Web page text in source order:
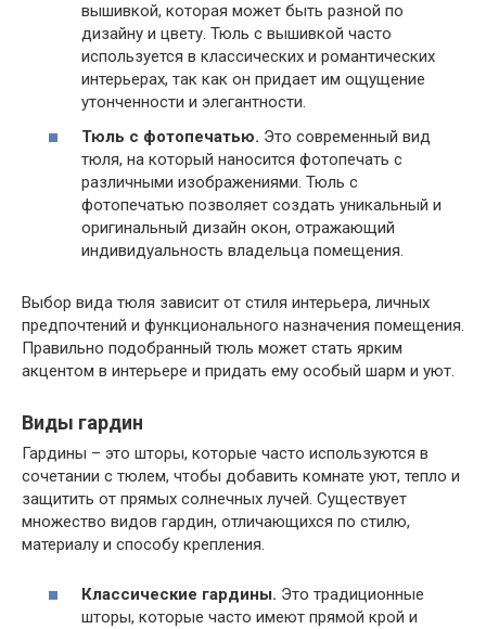
вышивкой, которая может быть разной по
дизайну и цвету. Тюль с вышивкой часто
используется в классических и романтических
интерьерах, так как он придает им ощущение
утонченности и элегантности.
Тюль с фотопечатью. Это современный вид
тюля, на который наносится фотопечать с
различными изображениями. Тюль с
фотопечатью позволяет создать уникальный и
оригинальный дизайн окон, отражающий
индивидуальность владельца помещения.
Выбор вида тюля зависит от стиля интерьера, личных
предпочтений и функционального назначения помещения.
Правильно подобранный тюль может стать ярким
акцентом в интерьере и придать ему особый шарм и уют.
Виды гардин
Гардины – это шторы, которые часто используются в
сочетании с тюлем, чтобы добавить комнате уют, тепло и
защитить от прямых солнечных лучей. Существует
множество видов гардин, отличающихся по стилю,
материалу и способу крепления.
Классические гардины. Это традиционные
шторы, которые часто имеют прямой крой и